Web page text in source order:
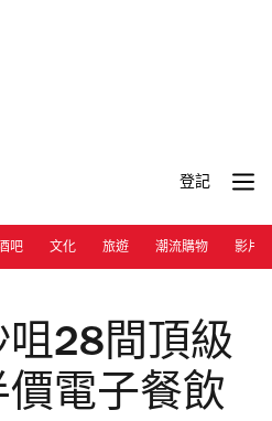
登記
吧 文化 旅遊 潮流購物 影片
咀28間頂級
電子餐飲